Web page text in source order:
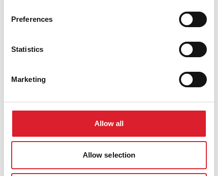
Preferences
Statistics
Marketing
Allow all
Allow selection
Werkplaatsen 1853-1930 (Collectie Cuypershuis)
staat hij met een hamer in zijn hand, vooraan
Gerardus van Helden wordt ook vermeld in het
werkliedenregister. In 1935 staat genoteerd dat hij
67 cent per uur verdiende. Ter vergelijking: een
en beeldhouwersleerling Charles Brouns kreeg 20